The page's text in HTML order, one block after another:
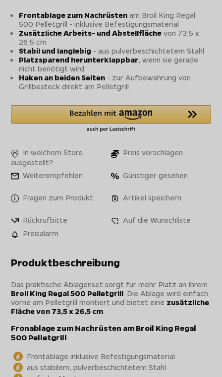
Frontablage zum Nachrüsten am Broil King Regal
500 Pelletgrill - inklusive Befestigungsmaterial
Zusätzliche Arbeits- und Abstellfläche von 73,5 x
26,5 cm
Stabil und langlebig - aus pulverbeschichtetem Stahl
Platzsparend herunterklappbar, wenn sie gerade
nicht benötigt wird
Haken an beiden Seiten - zur Aufbewahrung von
Grillbesteck direkt am Pelletgrill
In welchem Store
ausgestellt?
Preis vorschlagen
Weiterempfehlen Günstiger gesehen
Fragen zum Produkt Artikel speichern
Rückrufbitte
Auf die Wunschliste
Preisalarm
Produktbeschreibung
Das praktische Ablagenset sorgt für mehr Platz an Ihrem
Broil King Regal 500 Pelletgrill . Die Ablage wird einfach
vorne am Pelletgrill montiert und bietet eine zusätzliche
Fläche von 73,5 x 26,5 cm
Fronablage zum Nachrüsten am Broil King Regal
500 Pelletgrill
Frontablage inklusive Befestigungsmaterial
aus stabilem, pulverbeschichtetem Stahl